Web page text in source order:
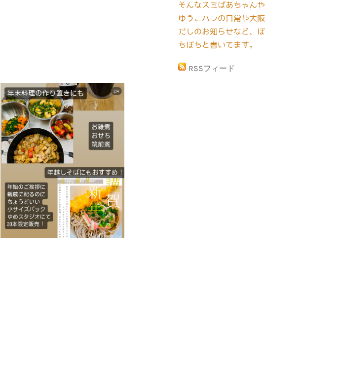
そんなスミばあちゃんや
ゆうこハンの日常や大阪
だしのお知らせなど、ぼ
ちぼちと書いてます。
RSSフィード